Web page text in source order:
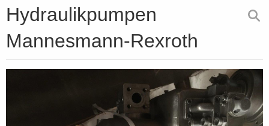
Hydraulikpumpen
Mannesmann-Rexroth